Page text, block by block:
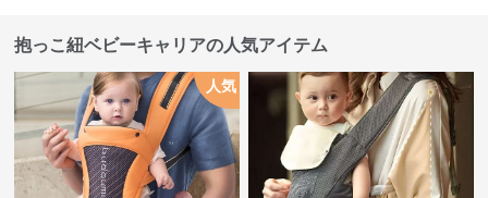
抱っこ紐ベビーキャリアの人気アイテム
人気